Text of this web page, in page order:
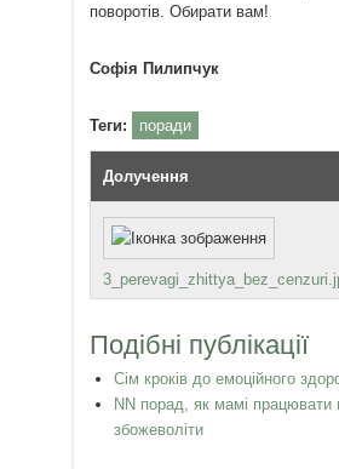
поворотів. Обирати вам!
Софія Пилипчук
Теги: поради
Долучення
Подібні публікації
Сім кроків до емоційного
NN порад, як мамі працювати
збожеволіти